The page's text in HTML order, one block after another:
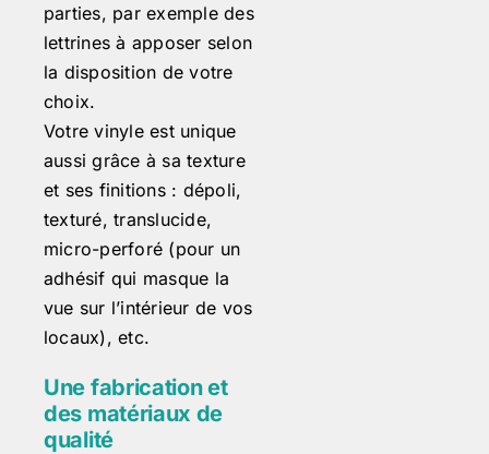
parties, par exemple des
lettrines à apposer selon
la disposition de votre
choix.
Votre vinyle est unique
aussi grâce à sa texture
et ses finitions : dépoli,
texturé, translucide,
micro-perforé (pour un
adhésif qui masque la
vue sur l’intérieur de vos
locaux), etc.
Une fabrication et
des matériaux de
qualité